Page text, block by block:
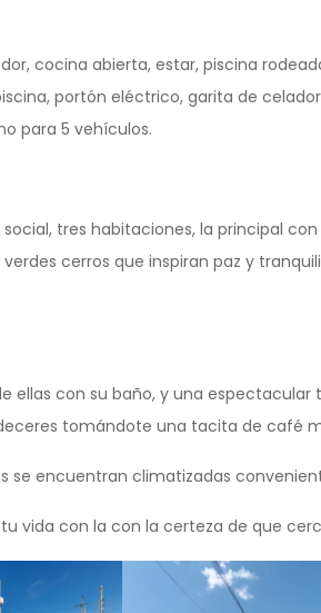
cocina abierta, estar, piscina
portón eléctrico, garita de
para 5 vehículos.
tres habitaciones, la principal
cerros que inspiran paz y
ellas con su baño, y una
tomándote una tacita de café
se encuentran climatizadas
vida con la con la certeza de que